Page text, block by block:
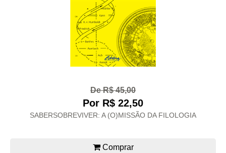
De R$ 45,00
Por R$ 22,50
SABERSOBREVIVER: A (O)MISSÃO DA FILOLOGIA
Comprar